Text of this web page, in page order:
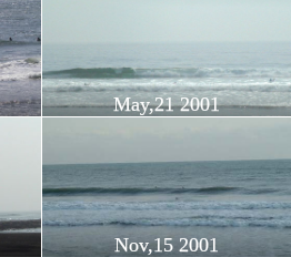
May,21 2001
Nov,15 2001